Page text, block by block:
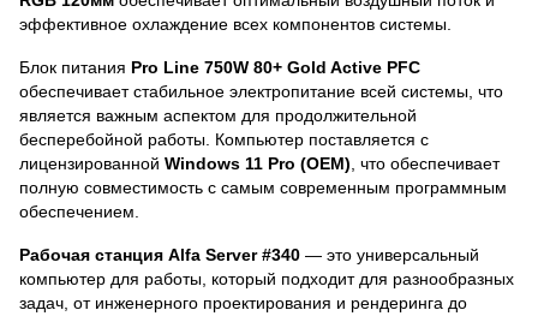
эффективное охлаждение всех компонентов системы.
Блок питания Pro Line 750W 80+ Gold Active PFC
обеспечивает стабильное электропитание всей системы, что
является важным аспектом для продолжительной
бесперебойной работы. Компьютер поставляется с
лицензированной Windows 11 Pro (OEM), что обеспечивает
полную совместимость с самым современным программным
обеспечением.
Рабочая станция Alfa Server #340 — это универсальный
компьютер для работы, который подходит для разнообразных
задач, от инженерного проектирования и рендеринга до